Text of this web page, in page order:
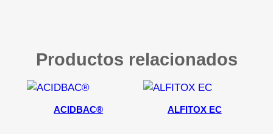
Productos relacionados
ACIDBAC® ALFITOX EC